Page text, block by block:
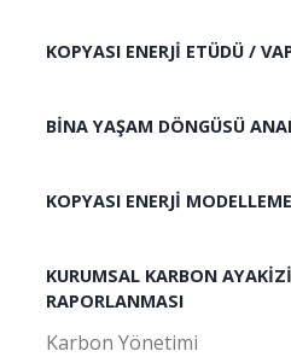
KOPYASI ENERJI ETÜDÜ /
BINA YAŞAM DÖNGÜSÜ
KOPYASI ENERJI
KURUMSAL KARBON
RAPORLANMASI
Karbon Yönetimi